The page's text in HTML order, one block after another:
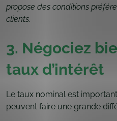
propose des conditions
clients.
3. Négociez
taux d’intérêt
Le taux nominal est
peuvent faire une grande